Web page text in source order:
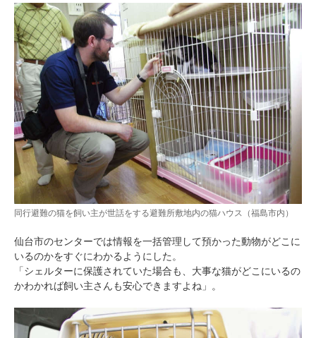
同行避難の猫を飼い主が世話をする避難所敷地内の猫ハウス（福島市内）
仙台市のセンターでは情報を一括管理して預かった動物がどこに
いるのかをすぐにわかるようにした。
「シェルターに保護されていた場合も、大事な猫がどこにいるの
かわかれば飼い主さんも安心できますよね」。